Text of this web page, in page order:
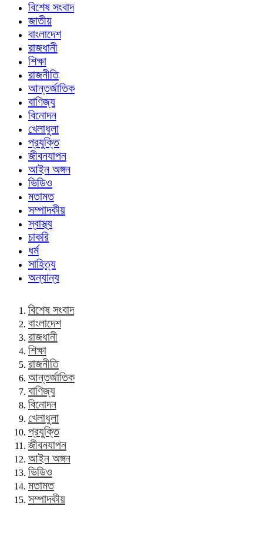
বিশেষ সংবাদ
জাতীয়
বাংলাদেশ
রাজধানী
শিক্ষা
রাজনীতি
আন্তর্জাতিক
বাণিজ্য
বিনোদন
খেলাধুলা
প্রযুক্তি
জীবনযাপন
আইন অঙ্গন
ভিডিও
মতামত
সম্পাদকীয়
স্বাস্থ্য
চাকরি
ধর্ম
সাহিত্য
অন্যান্য
বিশেষ সংবাদ
বাংলাদেশ
রাজধানী
শিক্ষা
রাজনীতি
আন্তর্জাতিক
বাণিজ্য
বিনোদন
খেলাধুলা
প্রযুক্তি
জীবনযাপন
আইন অঙ্গন
ভিডিও
মতামত
সম্পাদকীয়